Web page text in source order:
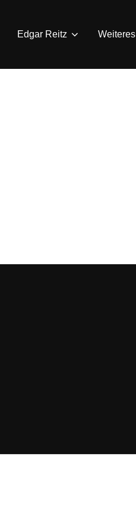
Edgar Reitz Weiteres